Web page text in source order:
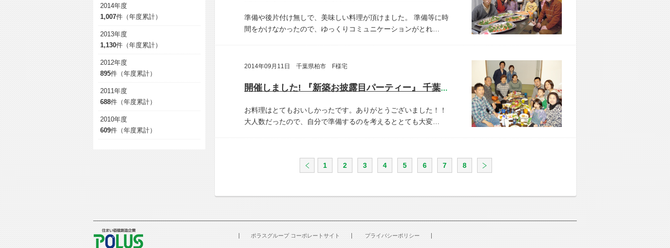
準備や後片付け無しで、美味しい料理が頂けました。
準備等に時
間をかけなかったので、ゆっくりコミュニケーションがとれ…
2014年09月11日 千葉県柏市 F様宅
開催しました! 『新築お披露目パーティー』 千葉県柏市 F様宅
お料理はとてもおいしかったです。ありがとうございました！！
大人数だったので、自分で準備するのを考えるととても大変…
1 2 3 4 5 6 7 8
2014年度
1,007件（年度累計）
2013年度
1,130件（年度累計）
2012年度
895件（年度累計）
2011年度
688件（年度累計）
2010年度
609件（年度累計）
ポラスグループ コーポレートサイト
プライバシーポリシー